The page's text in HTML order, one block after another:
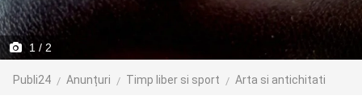
1 / 2
Publi24 Anunțuri Timp liber si sport Arta si antichitati